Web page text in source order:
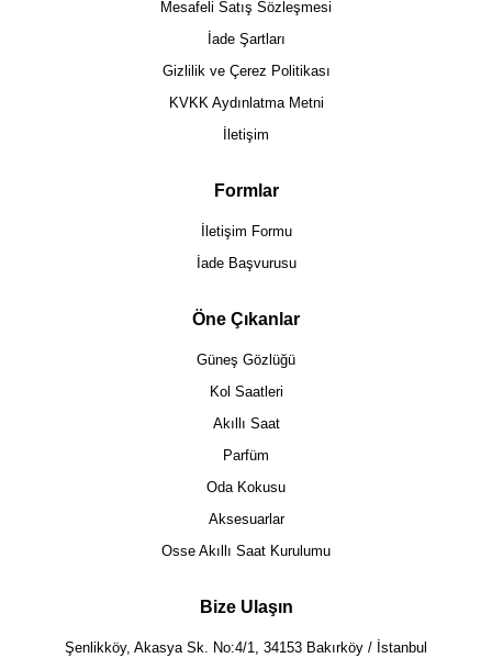
Mesafeli Satış Sözleşmesi
İade Şartları
Gizlilik ve Çerez Politikası
KVKK Aydınlatma Metni
İletişim
Formlar
İletişim Formu
İade Başvurusu
Öne Çıkanlar
Güneş Gözlüğü
Kol Saatleri
Akıllı Saat
Parfüm
Oda Kokusu
Aksesuarlar
Osse Akıllı Saat Kurulumu
Bize Ulaşın
Şenlikköy, Akasya Sk. No:4/1, 34153 Bakırköy / İstanbul